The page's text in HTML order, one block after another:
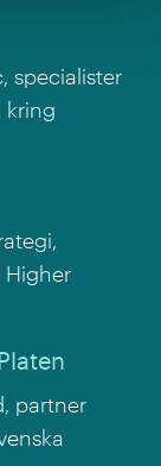
specialister
kring
Higher
partner